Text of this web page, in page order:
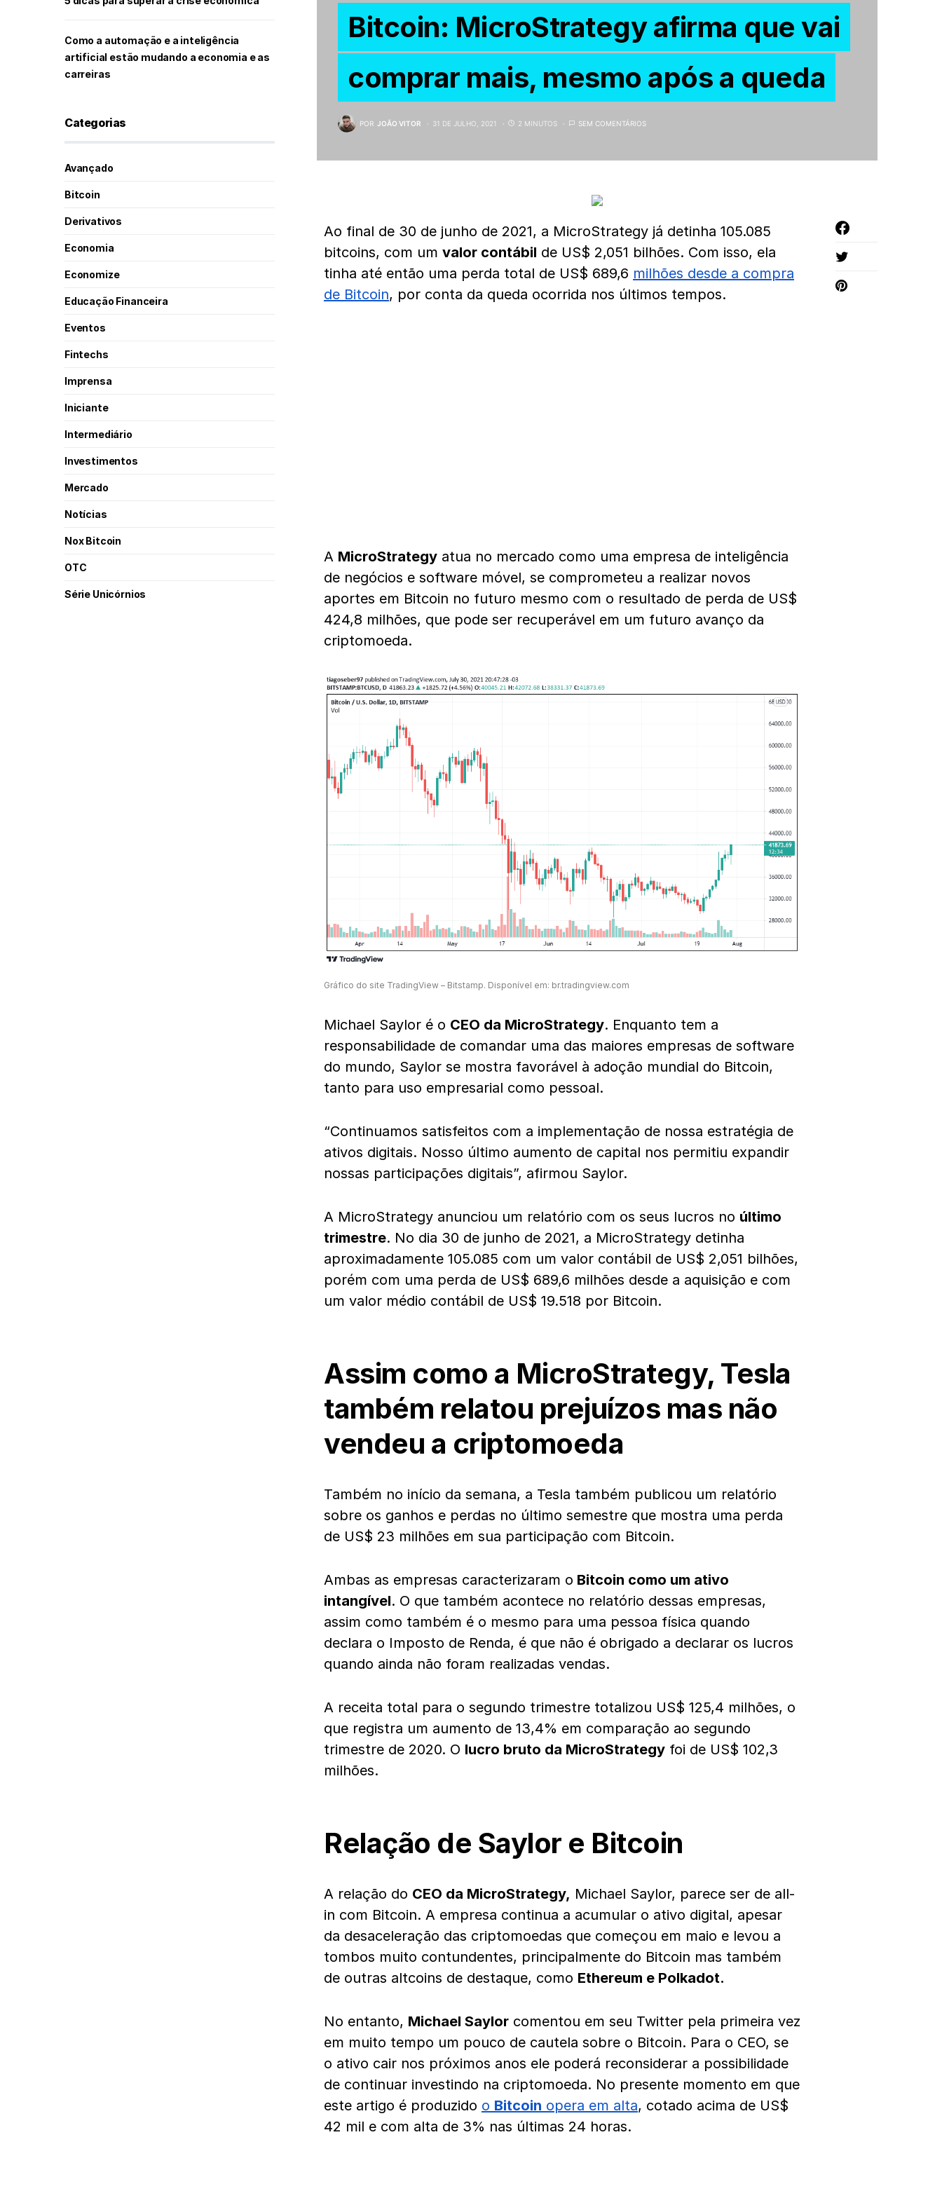
Bitcoin: MicroStrategy afirma que vai
comprar mais, mesmo após a queda
POR JOÃO VITOR 31 DE JULHO, 2021 2 MINUTOS SEM COMENTÁRIOS
Ao final de 30 de junho de 2021, a MicroStrategy já detinha 105.085
bitcoins, com um valor contábil de US$ 2,051 bilhões. Com isso, ela
tinha até então uma perda total de US$ 689,6 milhões desde a compra
de Bitcoin, por conta da queda ocorrida nos últimos tempos.
A MicroStrategy atua no mercado como uma empresa de inteligência
de negócios e software móvel, se comprometeu a realizar novos
aportes em Bitcoin no futuro mesmo com o resultado de perda de US$
424,8 milhões, que pode ser recuperável em um futuro avanço da
criptomoeda.
Gráfico do site TradingView – Bitstamp. Disponível em: br.tradingview.com
Michael Saylor é o CEO da MicroStrategy. Enquanto tem a
responsabilidade de comandar uma das maiores empresas de software
do mundo, Saylor se mostra favorável à adoção mundial do Bitcoin,
tanto para uso empresarial como pessoal.
“Continuamos satisfeitos com a implementação de nossa estratégia de
ativos digitais. Nosso último aumento de capital nos permitiu expandir
nossas participações digitais”, afirmou Saylor.
A MicroStrategy anunciou um relatório com os seus lucros no último
trimestre. No dia 30 de junho de 2021, a MicroStrategy detinha
aproximadamente 105.085 com um valor contábil de US$ 2,051 bilhões,
porém com uma perda de US$ 689,6 milhões desde a aquisição e com
um valor médio contábil de US$ 19.518 por Bitcoin.
Assim como a MicroStrategy, Tesla
também relatou prejuízos mas não
vendeu a criptomoeda
Também no início da semana, a Tesla também publicou um relatório
sobre os ganhos e perdas no último semestre que mostra uma perda
de US$ 23 milhões em sua participação com Bitcoin.
Ambas as empresas caracterizaram o Bitcoin como um ativo
intangível. O que também acontece no relatório dessas empresas,
assim como também é o mesmo para uma pessoa física quando
declara o Imposto de Renda, é que não é obrigado a declarar os lucros
quando ainda não foram realizadas vendas.
A receita total para o segundo trimestre totalizou US$ 125,4 milhões, o
que registra um aumento de 13,4% em comparação ao segundo
trimestre de 2020. O lucro bruto da MicroStrategy foi de US$ 102,3
milhões.
Relação de Saylor e Bitcoin
A relação do CEO da MicroStrategy, Michael Saylor, parece ser de all-
in com Bitcoin. A empresa continua a acumular o ativo digital, apesar
da desaceleração das criptomoedas que começou em maio e levou a
tombos muito contundentes, principalmente do Bitcoin mas também
de outras altcoins de destaque, como Ethereum e Polkadot.
No entanto, Michael Saylor comentou em seu Twitter pela primeira vez
em muito tempo um pouco de cautela sobre o Bitcoin. Para o CEO, se
o ativo cair nos próximos anos ele poderá reconsiderar a possibilidade
de continuar investindo na criptomoeda. No presente momento em que
este artigo é produzido o Bitcoin opera em alta, cotado acima de US$
42 mil e com alta de 3% nas últimas 24 horas.
Como a automação e a inteligência
artificial estão mudando a economia e as
carreiras
Categorias
Avançado
Bitcoin
Derivativos
Economia
Economize
Educação Financeira
Eventos
Fintechs
Imprensa
Iniciante
Intermediário
Investimentos
Mercado
Notícias
Nox Bitcoin
OTC
Série Unicórnios